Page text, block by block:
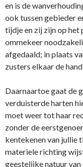
en is de
ook tussen gebieder
tijdje en zij zijn op het
ommekeer
afgedaald; in plaats
zusters elkaar de
Daarnaartoe gaat de
verduisterde harten
moet weer tot haar
zonder de
kentekenen van jullie
materiele richting
geestelijke natuur van